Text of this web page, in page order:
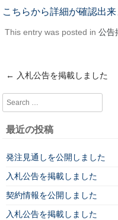
こちらから詳細が確認出来
This entry was posted in 公告
Post navigation
← 入札公告を掲載しました
Search
最近の投稿
発注見通しを公開しました
入札公告を掲載しました
契約情報を公開しました
入札公告を掲載しました